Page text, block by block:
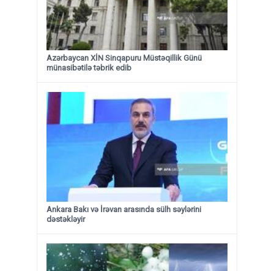
Azərbaycan XİN Sinqapuru Müstəqillik Günü
münasibətilə təbrik edib
Ankara Bakı və İrəvan arasında sülh səylərini
dəstəkləyir